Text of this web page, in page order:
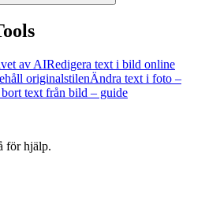
av AIRedigera text i bild online
originalstilenÄndra text i foto –
bort text från bild – guide
för hjälp.